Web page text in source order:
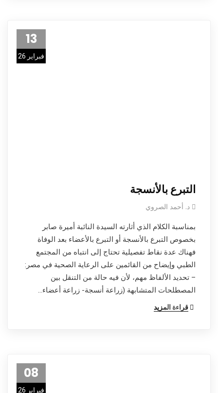
13
فبراير 26
التبرع بالأنسجة
د. أحمد الصروي
بمناسبة الكلام الذي أثارته السيدة النائبة أميرة صابر
بخصوص التبرع بالأنسجة أو التبرع بالأعضاء بعد الوفاة
فهناك عدة نقاط تفصيلية تحتاج إلى انتباه من المجتمع
الطبي وإيضاح من القائمين على الرعاية الصحية في مصر:
– تحديد الألفاظ مهم، لأن فيه حالة من التنقل بين
المصطلحات المتشابهة (زراعة أنسجة- زراعة أعضاء…
قراءة المزيد
08
فبراير 26